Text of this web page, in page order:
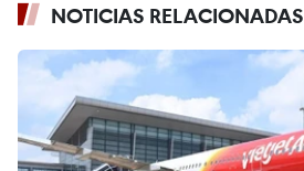
NOTICIAS RELACIONADAS